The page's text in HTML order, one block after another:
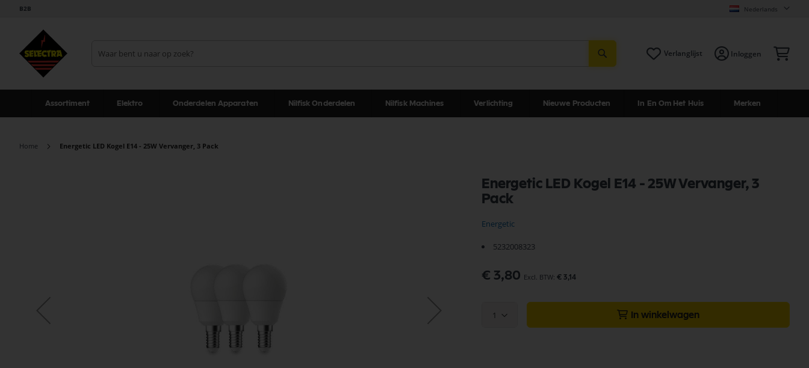
B2B Nederlands
Verlanglijst Inloggen
Assortiment Elektro Onderdelen Apparaten Nilfisk Onderdelen Nilfisk Machines Verlichting Nieuwe Producten In En Om Het Huis Merken
Home Energetic LED Kogel E14 - 25W Vervanger, 3 Pack
Energetic LED Kogel E14 - 25W Vervanger, 3
Pack
Energetic
5232008323
€ 3,80 € 3,14
1 In winkelwagen